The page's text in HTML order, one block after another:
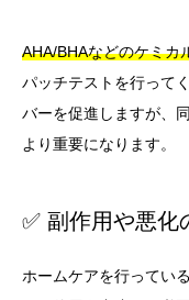
AHA/BHAなどのケミカ
パッチテストを行って
バーを促進しますが、
より重要になります。
✅ 副作用や悪化
ホームケアを行ってい